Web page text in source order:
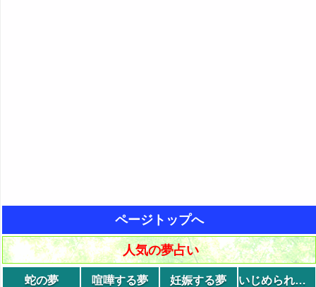
ページトップへ
人気の夢占い
蛇の夢 喧嘩する夢 妊娠する夢 いじめられる夢